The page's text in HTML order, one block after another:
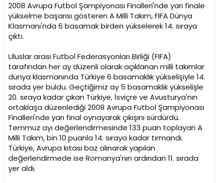
a
t
a
n
a
r
i
2008 Avrupa Futbol Şampiyonası Finalleri'nde yarı finale
yükselme başarısı gösteren A Milli Takım, FIFA Dünya
Klasmanı'nda 6 basamak birden yükselerek 14. sıraya
çıktı.
Uluslar arası Futbol Federasyonları Birliği (FIFA)
tarafından her ay düzenli olarak açıklanan milli takımlar
dünya klasmanında Türkiye 6 basamaklık yükselişiyle 14.
sırada yer buldu. Geçtiğimiz ay 5 basamaklık yükselişle
20. sıraya kadar çıkan Türkiye, İsviçre ve Avusturya'nın
ortaklaşa düzenlediği 2008 Avrupa Futbol Şampiyonası
Finalleri'nde yarı final oynayarak çıkışını sürdürdü.
Temmuz ayı değerlendirmesinde 133 puan toplayan A
Milli Takım, bin 10 puanla 14. sıraya kadar tırmandı.
Türkiye, Avrupa kıtası baz alınarak yapılan
değerlendirmede ise Romanya'nın ardından 11. sırada
yer aldı.